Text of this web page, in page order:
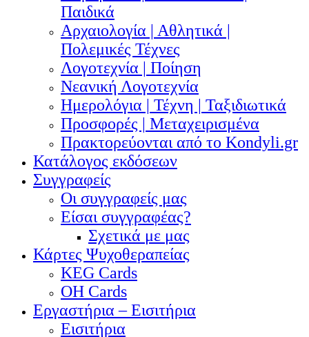
Παιδικά
Αρχαιολογία | Αθλητικά |
Πολεμικές Τέχνες
Λογοτεχνία | Ποίηση
Νεανική Λογοτεχνία
Ημερολόγια | Τέχνη | Ταξιδιωτικά
Προσφορές | Μεταχειρισμένα
Πρακτορεύονται από το Kondyli.gr
Κατάλογος εκδόσεων
Συγγραφείς
Οι συγγραφείς μας
Είσαι συγγραφέας?
Σχετικά με μας
Κάρτες Ψυχοθεραπείας
KEG Cards
OH Cards
Εργαστήρια – Εισιτήρια
Εισιτήρια